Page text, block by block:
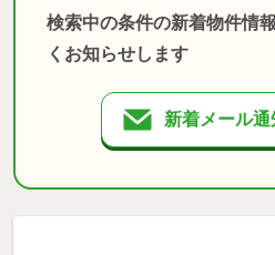
検索中の条件の新着物件情
くお知らせします
新着メール